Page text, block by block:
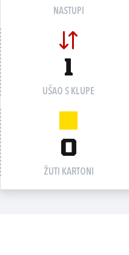
NASTUPI
1
UŠAO S KLUPE
0
ŽUTI KARTONI